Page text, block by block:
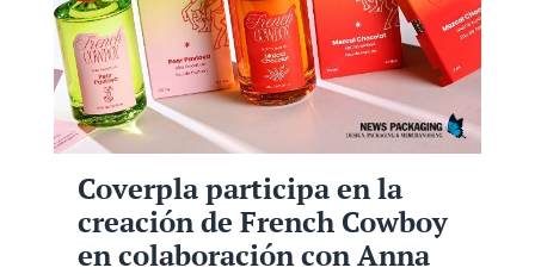
Coverpla participa en la
creación de French Cowboy
en colaboración con Anna